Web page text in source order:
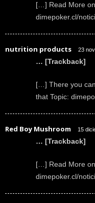
[…] Read More
dimepoker.cl/
nutrition products 23
… [Trackback]
[…] There you
that Topic:
Red Boy Mushroom 15
… [Trackback]
[…] Read More
dimepoker.cl/